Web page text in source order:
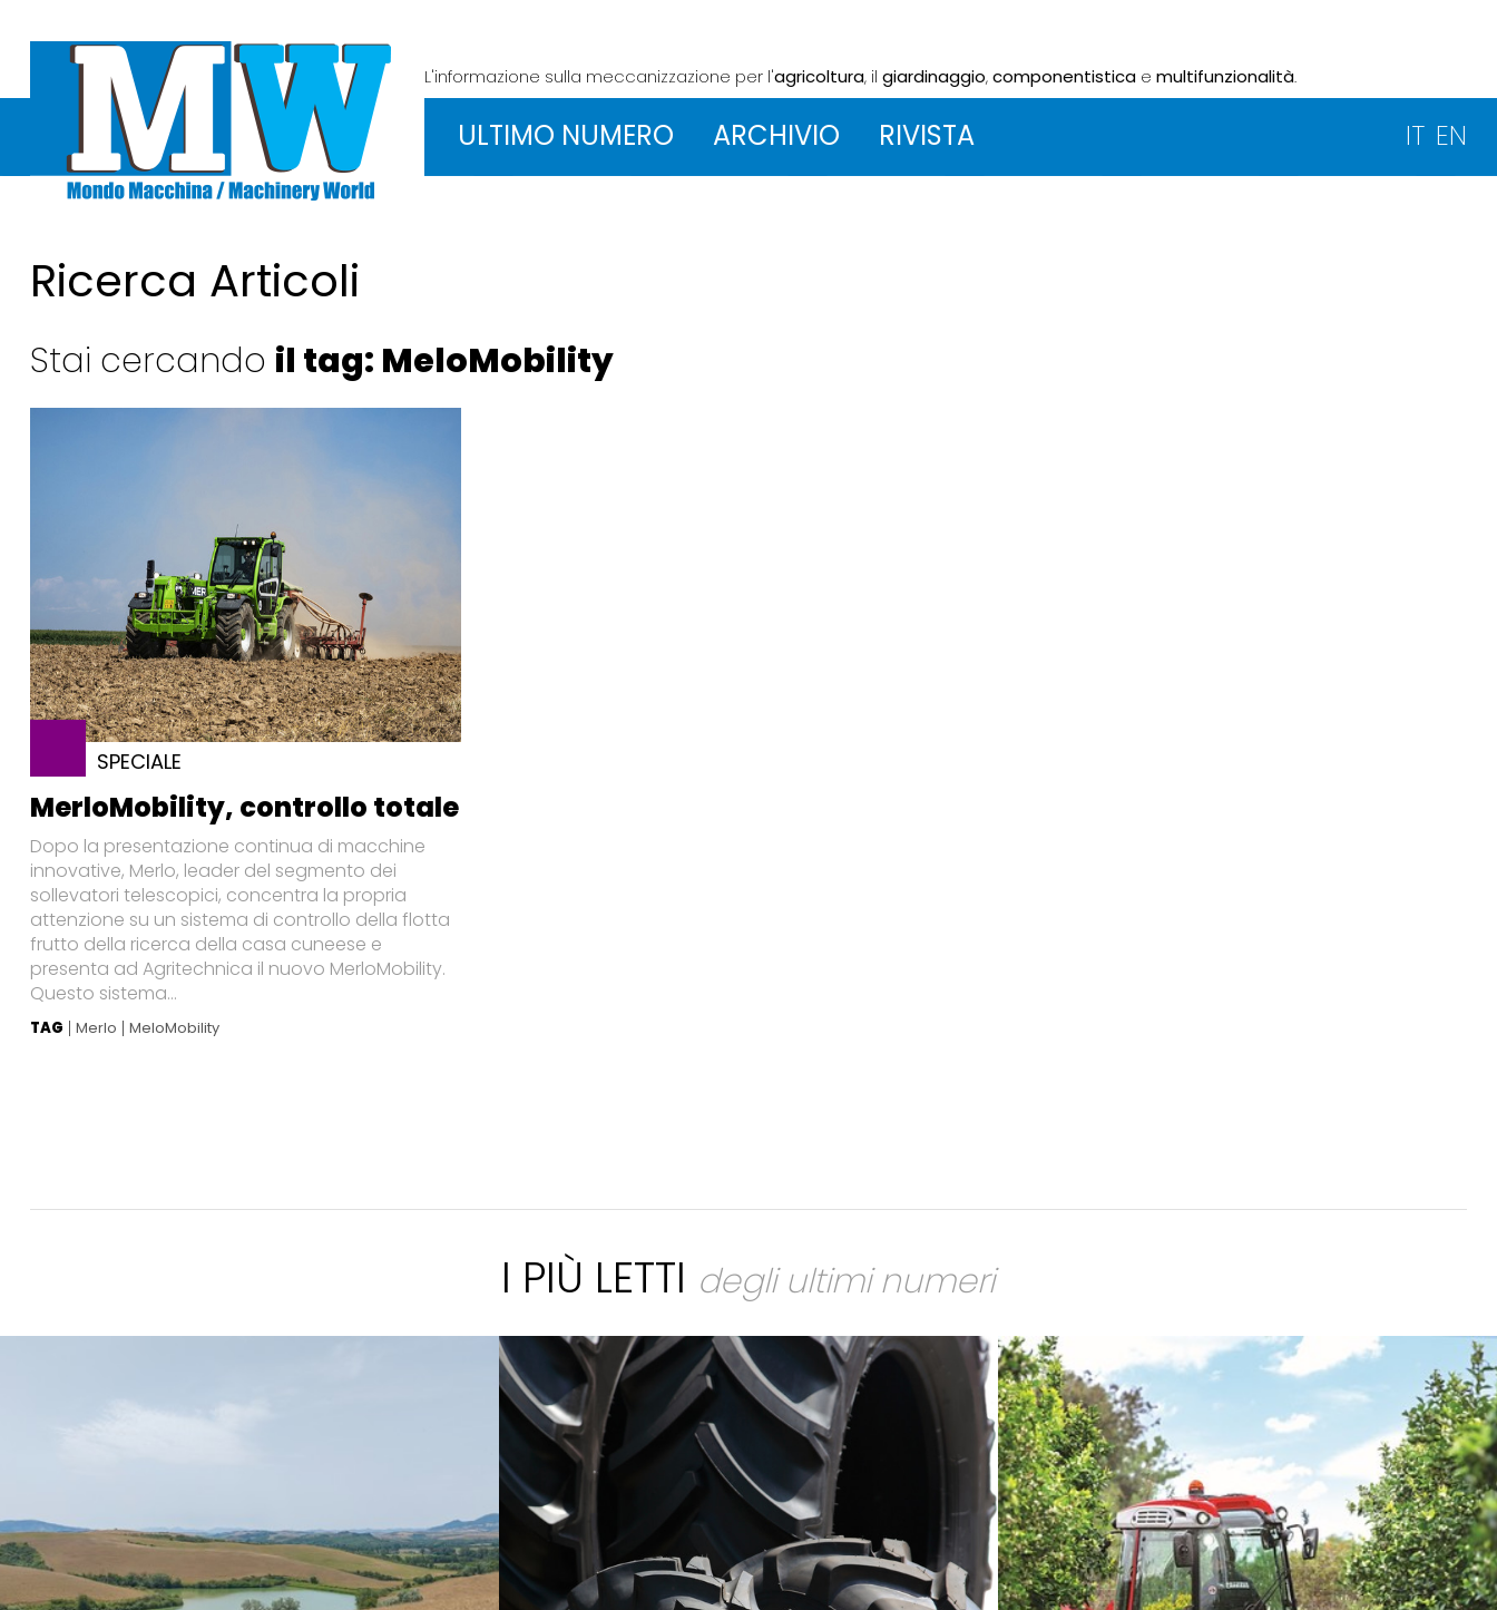
L'informazione sulla meccanizzazione per l'agricoltura, il giardinaggio,componentisticae multifunzionalità.
ULTIMO NUMERO ARCHIVIO RIVISTA IT EN
Ricerca Articoli
Stai cercando il tag: MeloMobility
SPECIALE
MerloMobility, controllo totale
Dopo la presentazione continua di macchine
innovative, Merlo, leader del segmento dei
sollevatori telescopici, concentra la propria
attenzione su un sistema di controllo della flotta
frutto della ricerca della casa cuneese e
presenta ad Agritechnica il nuovo MerloMobility.
Questo sistema...
TAG Merlo MeloMobility
I PIÙ LETTI degli ultimi numeri